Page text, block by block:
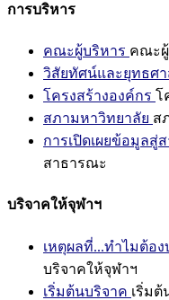
การบริหาร
คณะผู้บริหาร คณะ
วิสัยทัศน์และยุทธศา
โครงสร้างองค์กร โ
สภามหาวิทยาลัย ส
การเปิดเผยข้อมูลสู่
สาธารณะ
บริจาคให้จุฬาฯ
เหตุผลที่...ทำไมต้อ
บริจาคให้จุฬาฯ
เริ่มต้นบริจาค เริ่มต้